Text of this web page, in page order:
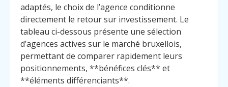
adaptés, le choix de l’agence conditionne
directement le retour sur investissement. Le
tableau ci-dessous présente une sélection
d’agences actives sur le marché bruxellois,
permettant de comparer rapidement leurs
positionnements, **bénéfices clés** et
**éléments différenciants**.